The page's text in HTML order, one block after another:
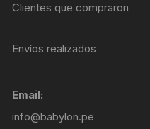
Clientes que compraron
Envíos realizados
Email:
info@babylon.pe